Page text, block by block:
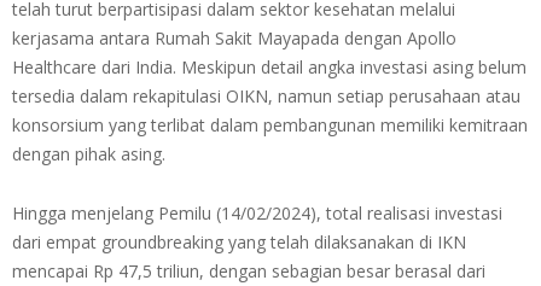
telah turut berpartisipasi dalam sektor kesehatan melalui
kerjasama antara Rumah Sakit Mayapada dengan Apollo
Healthcare dari India. Meskipun detail angka investasi asing belum
tersedia dalam rekapitulasi OIKN, namun setiap perusahaan atau
konsorsium yang terlibat dalam pembangunan memiliki kemitraan
dengan pihak asing.
Hingga menjelang Pemilu (14/02/2024), total realisasi investasi
dari empat groundbreaking yang telah dilaksanakan di IKN
mencapai Rp 47,5 triliun, dengan sebagian besar berasal dari